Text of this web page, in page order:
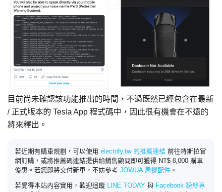
目前尚未確認該功能推出的時間，不過既然已經包含在最新
/ 正式版本的 Tesla App 程式碼中，因此很有機會在不遠的
將來釋出。
若近期有購車規劃，可以使用 electrify.tw 的推薦連結 前往特斯拉官
網訂購，或將推薦碼連結提供給銷售顧問即可獲得 NT$ 8,000 購車
優惠。若您即將交付新車，不妨參考 JOWUA 周邊配件 。
若覺得本站內容實用，歡迎追蹤 LINE TODAY 與 Facebook 粉絲專